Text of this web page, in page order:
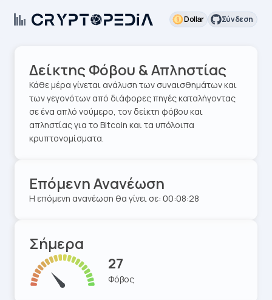
Dollar Σύνδεση
Δείκτης Φόβου & Απληστίας
Κάθε μέρα γίνεται ανάλυση των συναισθημάτων και
των γεγονότων από διάφορες πηγές καταλήγοντας
σε ένα απλό νούμερο, τον δείκτη φόβου και
απληστίας για το Bitcoin και τα υπόλοιπα
κρυπτονομίσματα.
Επόμενη Ανανέωση
Η επόμενη ανανέωση θα γίνει σε: 00:08:27
Σήμερα
27
Φόβος